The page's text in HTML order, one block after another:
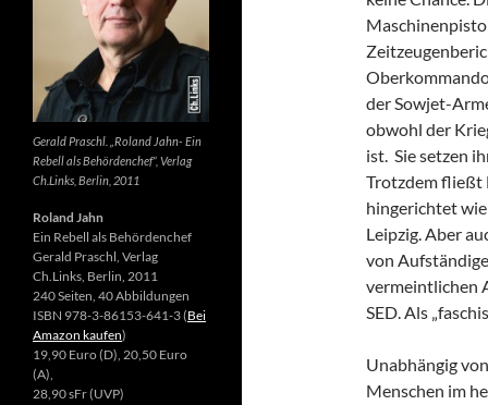
der Sowjet-
obwohl der
ist. Sie setzen
Trotzdem fließt
hingerichtet
Leipzig. Aber
von
vermeintlichen
SED. Als
Unabhängig
Menschen im
Gerald Praschl. „Roland Jahn- Ein
Rebell als Behördenchef“, Verlag
Ch.Links, Berlin, 2011
Roland Jahn
Ein Rebell als Behördenchef
Gerald Praschl, Verlag
Ch.Links, Berlin, 2011
240 Seiten, 40 Abbildungen
ISBN 978-3-86153-641-3 (Bei
Amazon kaufen)
19,90 Euro (D), 20,50 Euro
(A),
28,90 sFr (UVP)